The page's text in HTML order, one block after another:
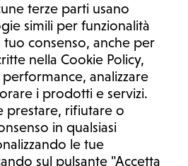
terze parti usano
simili per funzionalità
tuo consenso, anche per
nella Cookie Policy,
analizzare
i prodotti e servizi.
prestare, rifiutare o
in qualsiasi
le tue
sul pulsante "Accetta
sito non sono un consulto medico.
sostituiscono un consulto, una
dal medico. Non si devono considerare
suggerimenti per la formulazione di
di un trattamento o l'assunzione o
senza prima consultare un medico di
o uno specialista.
|Privacy Policy |Gestione cookie
| Tutti i diritti riservati.